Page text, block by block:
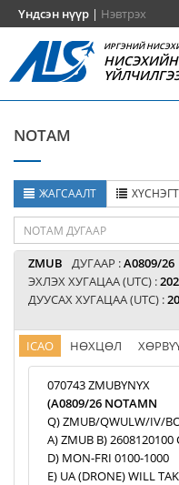
Үндсэн нүүр | Нэвтрэх
ИРГЭНИЙ
NOTAM
ЖАГСААЛТ ХҮСНЭГТ
ZMUB ДУГААР :A0809/26
ЭХЛЭХ ХУГАЦАА (UTC) :
ДУУСАХ ХУГАЦАА (UTC) :
ICAO НӨХЦӨЛ
070743 ZMUBYNYX
(A0809/26 NOTAMN
Q) ZMUB/QWULW/IV/
A) ZMUB B) 2608120100
D) MON-FRI 0100-1000
E) UA (DRONE) WILL